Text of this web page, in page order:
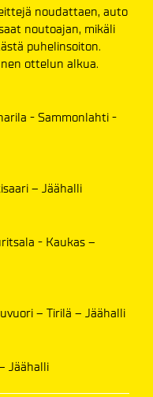
noudattaen, auto
noutoajan, mikäli
puhelinsoiton.
ottelun alkua.
- Sammonlahti -
– Jäähalli
- Kaukas –
– Tirilä – Jäähalli
Jäähalli­­